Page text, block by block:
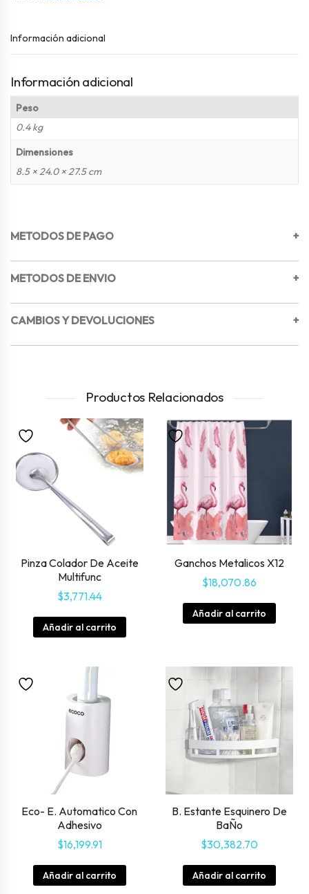
Información adicional
Información adicional
Peso
0.4 kg
Dimensiones
8.5 × 24.0 × 27.5 cm
METODOS DE PAGO +
METODOS DE ENVIO +
CAMBIOS Y DEVOLUCIONES +
Productos Relacionados
Pinza Colador De Aceite
Multifunc
$3,771.44
Añadir al carrito
Ganchos Metalicos X12
$18,070.86
Añadir al carrito
Eco- E. Automatico Con
Adhesivo
$16,199.91
Añadir al carrito
B. Estante Esquinero De
BaÑo
$30,382.70
Añadir al carrito